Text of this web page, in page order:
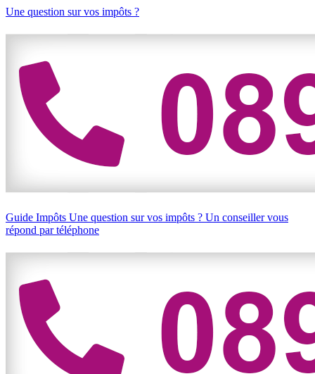
Une question sur vos impôts ?
Guide Impôts Une question sur vos impôts ? Un conseiller vous
répond par téléphone